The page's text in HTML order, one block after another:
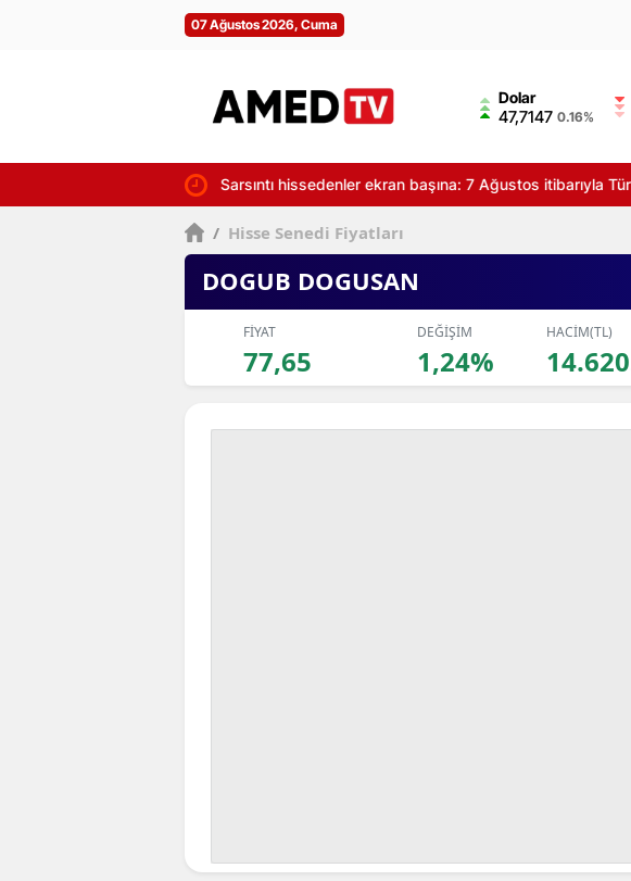
07 Ağustos 2026, Cuma
Dolar
47,7147 0.16%
Sarsıntı hissedenler ekran başına: 7 Ağustos itibarıyla
/ Hisse Senedi Fiyatları
DOGUB DOGUSAN
FİYAT
77,65
DEĞİŞİM
1,24%
HACİM(TL)